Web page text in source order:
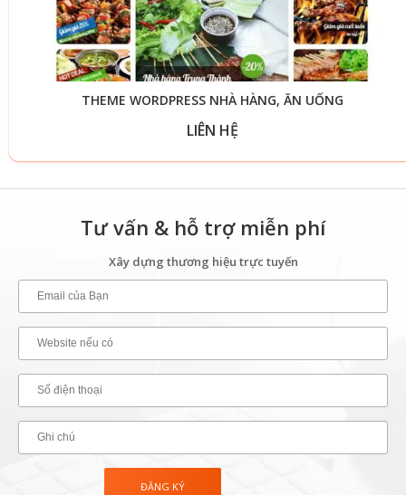
THEME WORDPRESS NHÀ HÀNG, ĂN UỐNG
LIÊN HỆ
Tư vấn & hỗ trợ miễn phí
Xây dựng thương hiệu trực tuyến